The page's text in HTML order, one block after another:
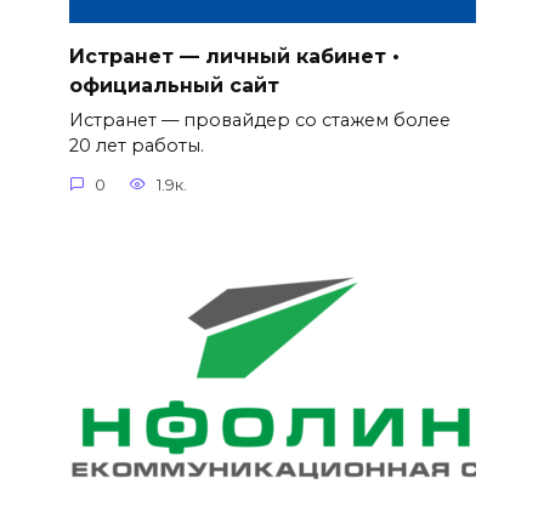
Истранет — личный кабинет •
официальный сайт
Истранет — провайдер со стажем более
20 лет работы.
0 1.9к.